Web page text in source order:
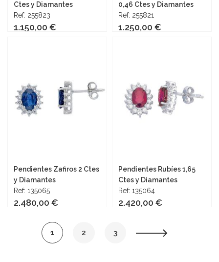
Ctes y Diamantes
Ref: 255823
1.150,00 €
0,46 Ctes y Diamantes
Ref: 255821
1.250,00 €
Pendientes Zafiros 2 Ctes
y Diamantes
Ref: 135065
2.480,00 €
Añadir al carrito
Pendientes Rubíes 1,65
Ctes y Diamantes
Ref: 135064
2.420,00 €
Página
Actualmente
1 Página
2 Página
3 Página
Siguiente